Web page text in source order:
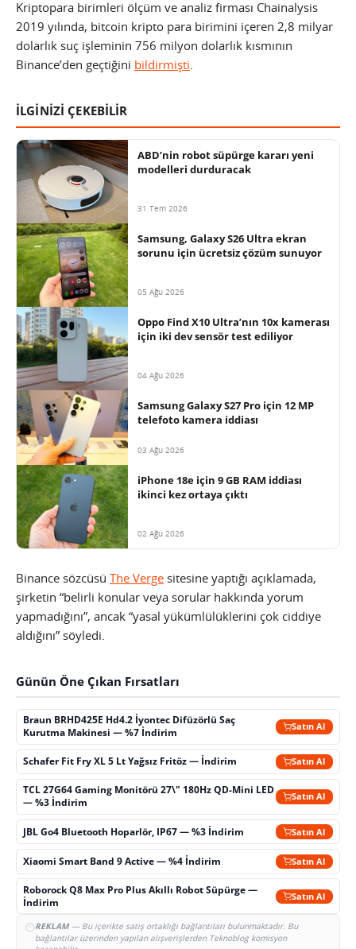
Kriptopara birimleri ölçüm ve analiz firması Chainalysis
2019 yılında, bitcoin kripto para birimini içeren 2,8 milyar
dolarlık suç işleminin 756 milyon dolarlık kısmının
Binance’den geçtiğini bildirmişti.
İLGİNİZİ ÇEKEBİLİR
ABD’nin robot süpürge kararı yeni
modelleri durduracak
31 Tem 2026
Samsung, Galaxy S26 Ultra ekran
sorunu için ücretsiz çözüm sunuyor
05 Ağu 2026
Oppo Find X10 Ultra’nın 10x kamerası
için iki dev sensör test ediliyor
04 Ağu 2026
Samsung Galaxy S27 Pro için 12 MP
telefoto kamera iddiası
03 Ağu 2026
iPhone 18e için 9 GB RAM iddiası
ikinci kez ortaya çıktı
02 Ağu 2026
Binance sözcüsü The Verge sitesine yaptığı açıklamada,
şirketin “belirli konular veya sorular hakkında yorum
yapmadığını”, ancak “yasal yükümlülüklerini çok ciddiye
aldığını” söyledi.
Günün Öne Çıkan Fırsatları
Braun BRHD425E Hd4.2 İyontec Difüzörlü Saç
Kurutma Makinesi — %7 İndirim
Satın Al
Schafer Fit Fry XL 5 Lt Yağsız Fritöz — İndirim Satın Al
TCL 27G64 Gaming Monitörü 27\" 180Hz QD-Mini LED
— %3 İndirim
Satın Al
JBL Go4 Bluetooth Hoparlör, IP67 — %3 İndirim Satın Al
Xiaomi Smart Band 9 Active — %4 İndirim Satın Al
Roborock Q8 Max Pro Plus Akıllı Robot Süpürge —
İndirim
Satın Al
REKLAM— Bu içerikte satış ortaklığı bağlantıları bulunmaktadır. Bu
bağlantılar üzerinden yapılan alışverişlerden Teknoblog komisyon